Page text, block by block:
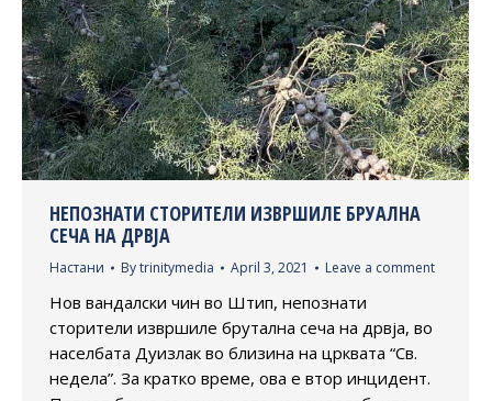
НЕПОЗНАТИ СТОРИТЕЛИ ИЗВРШИЛЕ БРУАЛНА
СЕЧА НА ДРВЈА
Настани Bytrinitymedia April 3, 2021 Leave a comment
Нов вандалски чин во Штип, непознати
сторители извршиле брутална сеча на дрвја, во
населбата Дуизлак во близина на црквата “Св.
недела”. За кратко време, ова е втор инцидент.